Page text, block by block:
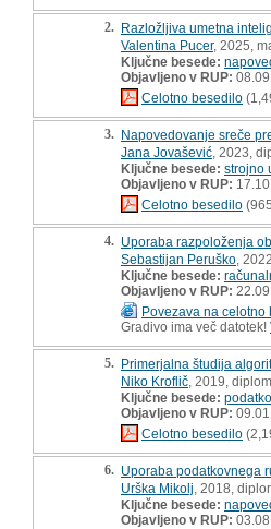
2. Razložljiva umetna
Valentina Pucer, 2025,
Ključne besede:
Objavljeno v RUP:
Celotno besedilo
3. Napovedovanje sreče
Jana Jovašević , 2023,
Ključne besede: strojno
Objavljeno v RUP:
Celotno besedilo
4. Uporaba razpoloženja
Sebastijan Peruško ,
Ključne besede:
Objavljeno v RUP:
Povezava na celotno
Gradivo ima več datotek!
5. Primerjalna študija
Niko Kroflič , 2019,
Ključne besede:
Objavljeno v RUP:
Celotno besedilo
6. Uporaba podatkovnega
Urška Mikolj , 2018,
Ključne besede:
Objavljeno v RUP: